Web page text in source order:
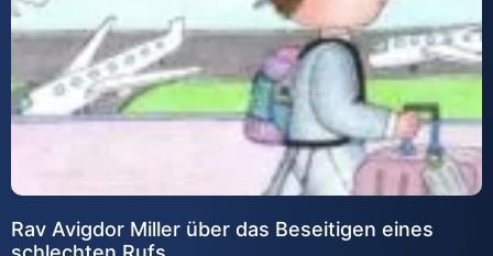
Rav Avigdor Miller über das Beseitigen eines